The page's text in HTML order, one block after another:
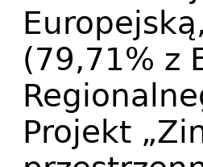
(79,71% z
Projekt